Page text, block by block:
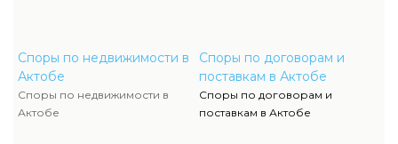
Споры по недвижимости в
Актобе
Споры по недвижимости в
Актобе
Споры по договорам и
поставкам в Актобе
Споры по договорам и
поставкам в Актобе